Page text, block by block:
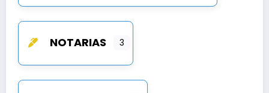
NOTARIAS 3